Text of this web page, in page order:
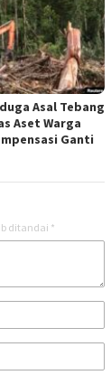
Asal Tebang
Aset Warga
Ganti
ditandai *